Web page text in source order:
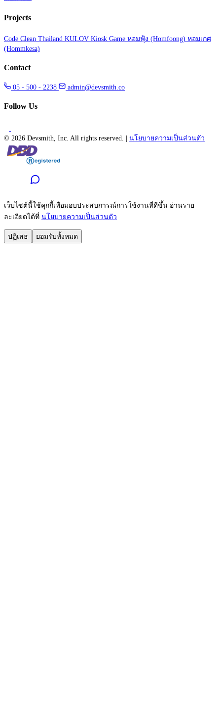
Projects
Code Clean Thailand KULOV Kiosk Game หอมฟุ้ง (Homfoong) หอมเกศ
(Hommkesa)
Contact
05 - 500 - 2238 admin@devsmith.co
Follow Us
© 2026 Devsmith, Inc. All rights reserved. | นโยบายความเป็นส่วนตัว
เว็บไซต์นี้ใช้คุกกี้เพื่อมอบประสบการณ์การใช้งานที่ดีขึ้น อ่านราย
ละเอียดได้ที่ นโยบายความเป็นส่วนตัว
ปฏิเสธ ยอมรับทั้งหมด